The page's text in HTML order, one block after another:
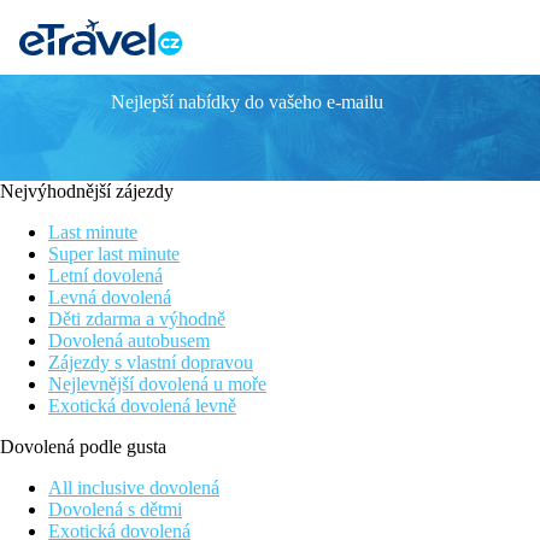
SUNRISE ATTITUDE
Písečná pláž přímo u hotelu
SPA centrum
Ideální místo pro potápění
Hotel pouze pro dospělé
Poloha
Hotel leží v oblíbené části Belle Mare na východě ostrova.
Mezinárodní letiště Sir Seewoosagur Ramgoolam (MRU)
Hotel je pouze pro osoby starší 18 let.
Vybavení
153 pokojů ve 4 kategoriích, bufetová restaurace, 2 a la carte
Pokoje
Nejlepší nabídky do vašeho e-mailu
Nejvýhodnější zájezdy
Last minute
Super last minute
Letní dovolená
Levná dovolená
Děti zdarma a výhodně
Dovolená autobusem
Zájezdy s vlastní dopravou
Nejlevnější dovolená u moře
Exotická dovolená levně
Dovolená podle gusta
All inclusive dovolená
Dovolená s dětmi
Exotická dovolená